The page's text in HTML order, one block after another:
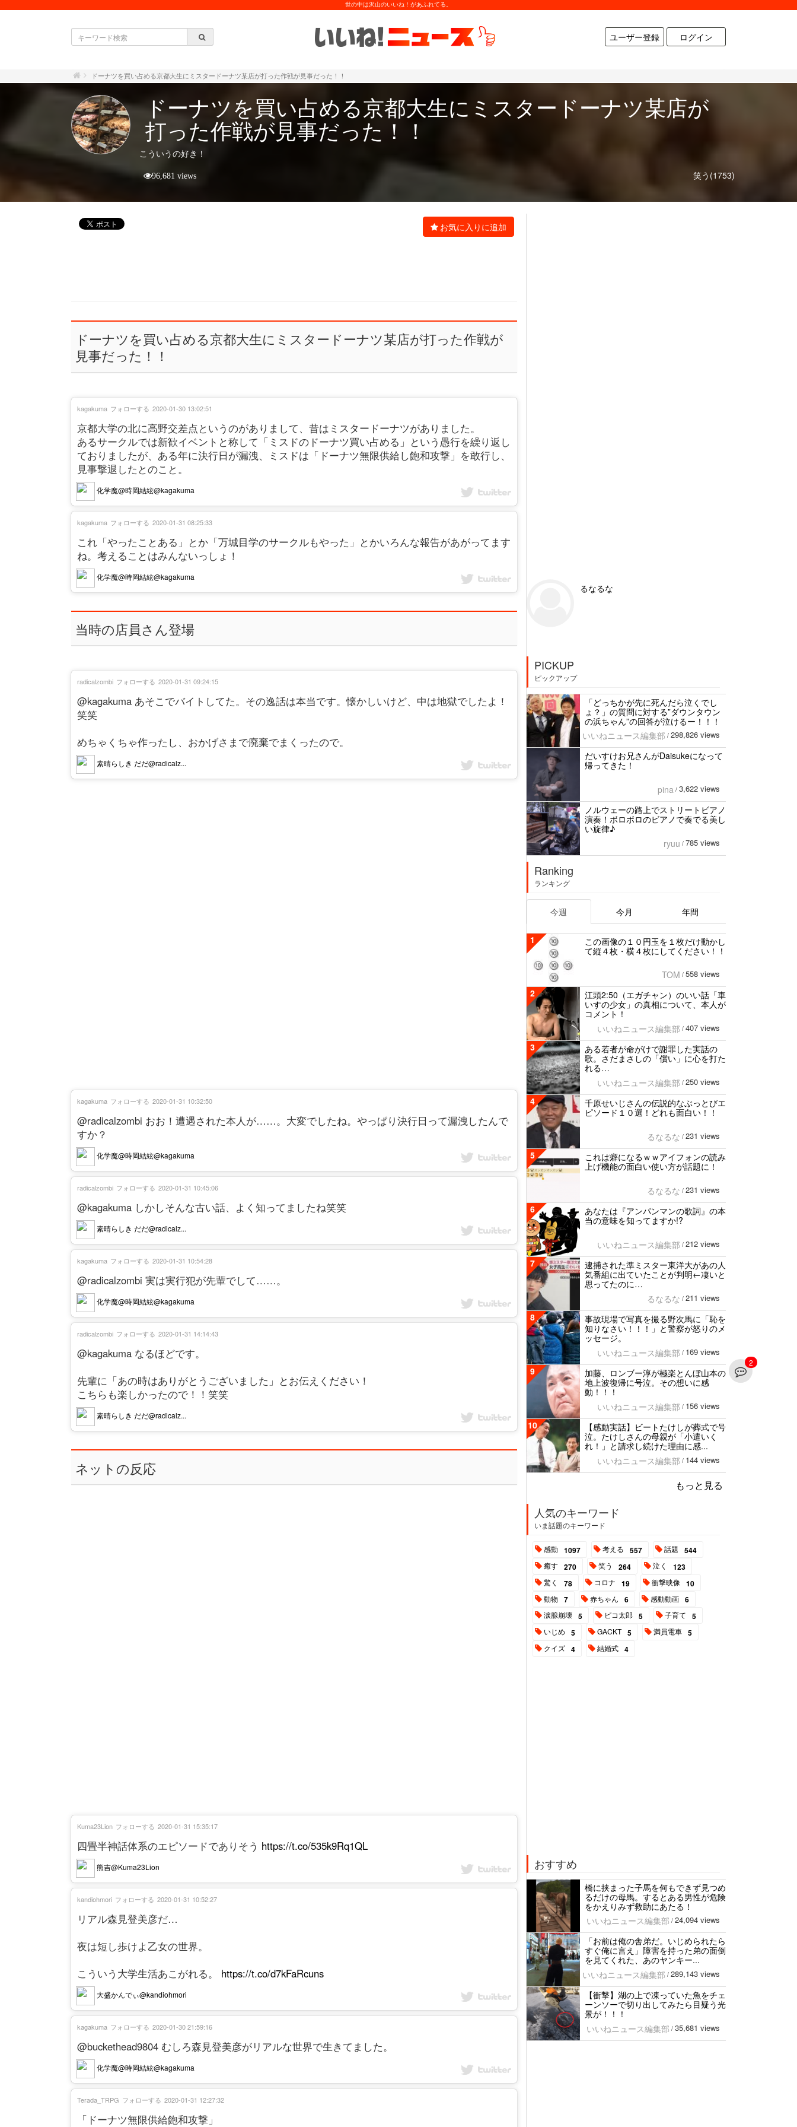
世の中は沢山のいいね！があふれてる。
ユーザー登録 ログイン
ドーナツを買い占める京都大生にミスタードーナツ某店が打った作戦が見事だった！！
ドーナツを買い占める京都大生にミスタードーナツ某店が
打った作戦が見事だった！！
こういうの好き！
笑う(1753)
96,681 views
お気に入りに追加
ドーナツを買い占める京都大生にミスタードーナツ某店が打った作戦が
見事だった！！
京都大学の北に高野交差点というのがありまして、昔はミスタードーナツがありました。
あるサークルでは新歓イベントと称して「ミスドのドーナツ買い占める」という愚行を繰り返し
ておりましたが、ある年に決行日が漏洩、ミスドは「ドーナツ無限供給し飽和攻撃」を敢行し、
見事撃退したとのこと。
化学魔@時岡結絃@kagakuma
kagakuma フォローする 2020-01-30 13:02:51
これ「やったことある」とか「万城目学のサークルもやった」とかいろんな報告があがってます
ね。考えることはみんないっしょ！
化学魔@時岡結絃@kagakuma
kagakuma フォローする 2020-01-31 08:25:33
当時の店員さん登場
@kagakuma あそこでバイトしてた。その逸話は本当です。懐かしいけど、中は地獄でしたよ！
笑笑
めちゃくちゃ作ったし、おかげさまで廃棄でまくったので。
素晴らしき だだ@radicalz...
radicalzombi フォローする 2020-01-31 09:24:15
@radicalzombi おお！遭遇された本人が……。大変でしたね。やっぱり決行日って漏洩したんで
すか？
化学魔@時岡結絃@kagakuma
kagakuma フォローする 2020-01-31 10:32:50
@kagakuma しかしそんな古い話、よく知ってましたね笑笑
素晴らしき だだ@radicalz...
radicalzombi フォローする 2020-01-31 10:45:06
@radicalzombi 実は実行犯が先輩でして……。
化学魔@時岡結絃@kagakuma
kagakuma フォローする 2020-01-31 10:54:28
@kagakuma なるほどです。
先輩に「あの時はありがとうございました」とお伝えください！
こちらも楽しかったので！！笑笑
素晴らしき だだ@radicalz...
radicalzombi フォローする 2020-01-31 14:14:43
ネットの反応
四畳半神話体系のエピソードでありそう https://t.co/535k9Rq1QL
熊吉@Kuma23Lion
Kuma23Lion フォローする 2020-01-31 15:35:17
リアル森見登美彦だ…
夜は短し歩けよ乙女の世界。
こういう大学生活あこがれる。 https://t.co/d7kFaRcuns
大盛かんでぃ@kandiohmori
kandiohmori フォローする 2020-01-31 10:52:27
@buckethead9804 むしろ森見登美彦がリアルな世界で生きてました。
化学魔@時岡結絃@kagakuma
kagakuma フォローする 2020-01-30 21:59:16
「ドーナツ無限供給飽和攻撃」
Terada_TRPG フォローする 2020-01-31 12:27:32
2
るなるな
PICKUP
ピックアップ
「どっちかが先に死んだら泣くでし
ょ？」の質問に対する”ダウンタウン
の浜ちゃん”の回答が泣けるー！！！
いいねニュース編集部 / 298,826 views
だいすけお兄さんがDaisukeになって
帰ってきた！
pina / 3,622 views
ノルウェーの路上でストリートビアノ
演奏！ボロボロのビアノで奏でる美し
い旋律♪
ryuu / 785 views
Ranking
ランキング
今週 今月 年間
1
この画像の１０円玉を１枚だけ動かし
て縦４枚・横４枚にしてください！！
TOM / 558 views
2
江頭2:50（エガチャン）のいい話「車
いすの少女」の真相について、本人が
コメント！
いいねニュース編集部 / 407 views
3
ある若者が命がけで謝罪した実話の
歌。さだまさしの「償い」に心を打た
れる…
いいねニュース編集部 / 250 views
4
千原せいじさんの伝説的なぶっとびエ
ピソード１０選！どれも面白い！！
るなるな / 231 views
5
これは癖になるｗｗアイフォンの読み
上げ機能の面白い使い方が話題に！
るなるな / 231 views
6
あなたは『アンパンマンの歌詞』の本
当の意味を知ってますか!?
いいねニュース編集部 / 212 views
7
逮捕された準ミスター東洋大があの人
気番組に出ていたことが判明←凄いと
思ってたのに…
るなるな / 211 views
8
事故現場で写真を撮る野次馬に「恥を
知りなさい！！！」と警察が怒りのメ
ッセージ。
いいねニュース編集部 / 169 views
9
加藤、ロンブー淳が極楽とんぼ山本の
地上波復帰に号泣。その想いに感
動！！！
いいねニュース編集部 / 156 views
10
【感動実話】ビートたけしが葬式で号
泣。たけしさんの母親が「小遣いく
れ！」と請求し続けた理由に感...
いいねニュース編集部 / 144 views
もっと見る
人気のキーワード
いま話題のキーワード
感動 1097 考える 557 話題 544
癒す 270 笑う 264 泣く 123
驚く 78 コロナ 19 衝撃映像 10
動物 7 赤ちゃん 6 感動動画 6
涙腺崩壊 5 ピコ太郎 5 子育て 5
いじめ 5 GACKT 5 満員電車 5
クイズ 4 結婚式 4
おすすめ
橋に挟まった子馬を何もできず見つめ
るだけの母馬。するとある男性が危険
をかえりみず救助にあたる！
いいねニュース編集部 / 24,094 views
「お前は俺の舎弟だ。いじめられたら
すぐ俺に言え」障害を持った弟の面倒
を見てくれた、あのヤンキー...
いいねニュース編集部 / 289,143 views
【衝撃】湖の上で凍っていた魚をチェ
ーンソーで切り出してみたら目疑う光
景が！！！
いいねニュース編集部 / 35,681 views